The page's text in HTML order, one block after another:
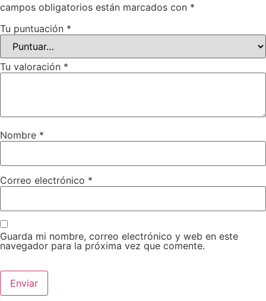
campos obligatorios están marcados con *
Tu puntuación *
Tu valoración *
Nombre *
Correo electrónico *
Guarda mi nombre, correo electrónico y web en este
navegador para la próxima vez que comente.